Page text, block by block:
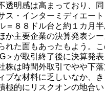
透明感は高まっており、同
ス・インターミディエー
＝８８ドル台と約１カ月
か主要企業の決算発表シ
れた面もあったもよう。
＞が取引終了後に決算発
株は時間外取引でやや下
ブな材料に乏しいなか、
極的にリスクオンの地合い